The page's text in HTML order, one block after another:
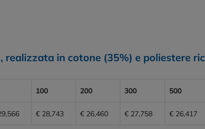
realizzata in cotone (35%) e poliestere
100 200 300 500
€ 28,743 € 26,460 € 27,758 € 26,417